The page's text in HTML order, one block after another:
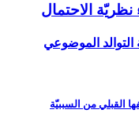
الاحتمال‏
التوالد الموضوعي‏
القبلي من السببيّة